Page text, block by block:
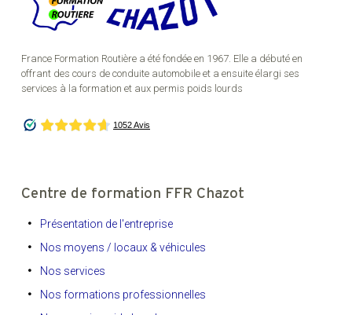
France Formation Routière a été fondée en 1967. Elle a débuté en
offrant des cours de conduite automobile et a ensuite élargi ses
services à la formation et aux permis poids lourds
Centre de formation FFR Chazot
Présentation de l'entreprise
Nos moyens / locaux & véhicules
Nos services
Nos formations professionnelles